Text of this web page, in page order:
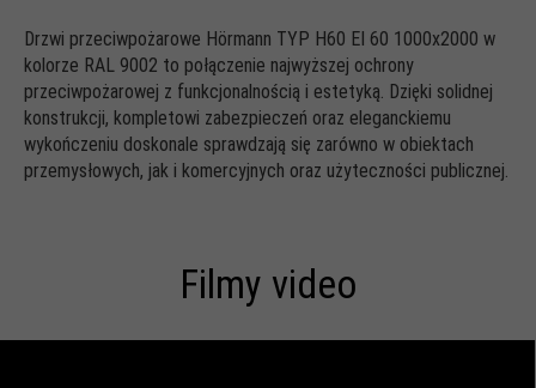
Drzwi przeciwpożarowe Hörmann TYP H60 EI 60 1000x2000 w
kolorze RAL 9002 to połączenie najwyższej ochrony
przeciwpożarowej z funkcjonalnością i estetyką. Dzięki solidnej
konstrukcji, kompletowi zabezpieczeń oraz eleganckiemu
wykończeniu doskonale sprawdzają się zarówno w obiektach
przemysłowych, jak i komercyjnych oraz użyteczności publicznej.
Filmy video